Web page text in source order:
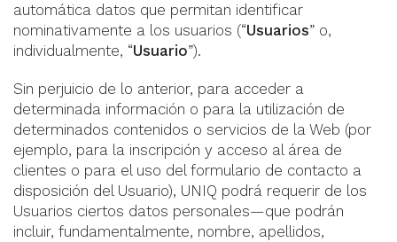
automática datos que permitan identificar
nominativamente a los usuarios (“Usuarios” o,
individualmente, “Usuario”).
Sin perjuicio de lo anterior, para acceder a
determinada información o para la utilización de
determinados contenidos o servicios de la Web (por
ejemplo, para la inscripción y acceso al área de
clientes o para el uso del formulario de contacto a
disposición del Usuario), UNIQ podrá requerir de los
Usuarios ciertos datos personales—que podrán
incluir, fundamentalmente, nombre, apellidos,